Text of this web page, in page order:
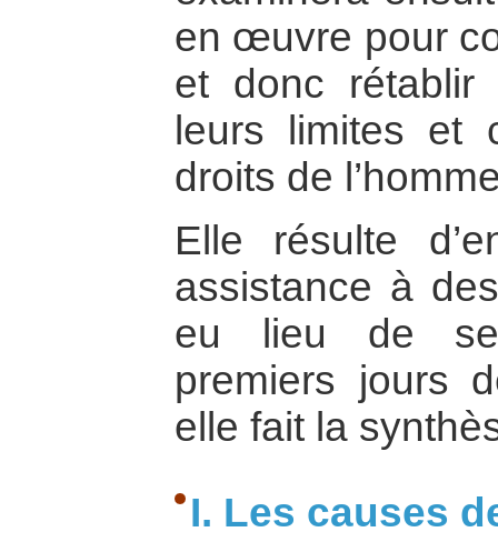
en œuvre pour
et donc
leurs limites et
droits de
Elle résulte
assistance à
eu lieu de
premiers jours
elle fait la
I. Les causes